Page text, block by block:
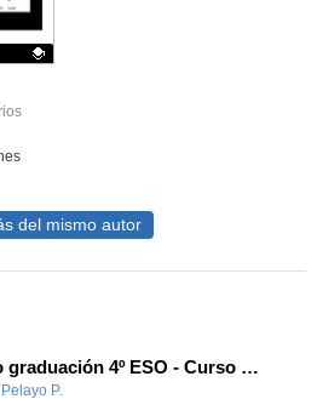
del mismo autor
Discurso graduación 4º ESO - Curso 25/26
Pelayo P.